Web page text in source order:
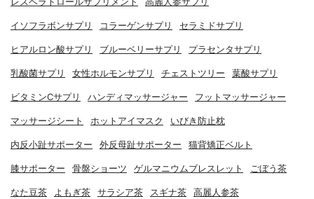
イソフラボンサプリ コラーゲンサプリ セラミドサプリ
ヒアルロン酸サプリ ブルーベリーサプリ プラセンタサプリ
乳酸菌サプリ 女性ホルモンサプリ チェストツリー 葉酸サプリ
ビタミンCサプリ ハンディマッサージャー フットマッサージャー
マッサージシート ホットアイマスク いびき防止枕
内反小趾サポーター 外反母趾サポーター 猫背矯正ベルト
膝サポーター 骨盤ショーツ ゲルマニウムブレスレット ごぼう茶
なた豆茶 よもぎ茶 サラシア茶 スギナ茶 高麗人参茶